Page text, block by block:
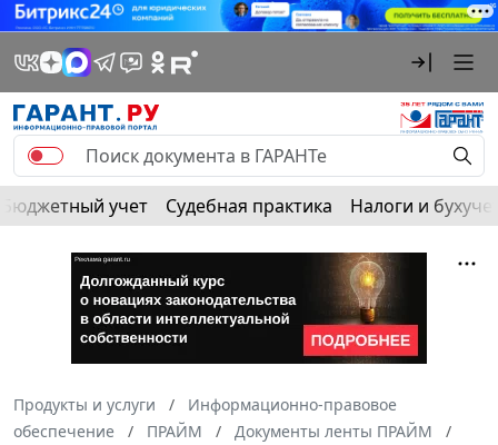
Бюджетный учет Судебная практика Налоги и
Продукты и услуги
Информационно-правовое
обеспечение
ПРАЙМ
Документы ленты ПРАЙМ